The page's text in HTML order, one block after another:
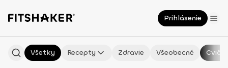
Prihlásenie
Všetky Recepty Zdravie Všeobecné